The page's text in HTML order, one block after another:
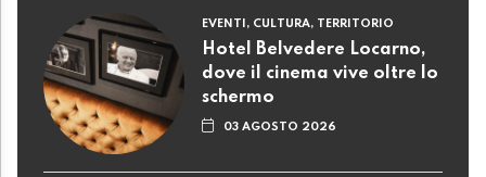
EVENTI, CULTURA, TERRITORIO
Hotel Belvedere Locarno,
dove il cinema vive oltre lo
schermo
03 AGOSTO 2026